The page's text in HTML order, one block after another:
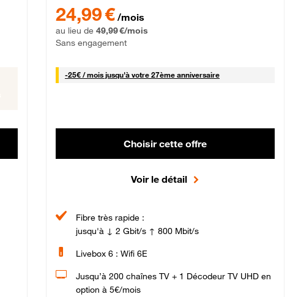
24,99 € /mois
au lieu de 49,99 €/mois
Sans engagement
-25€ / mois25 € par mois
jusqu'à votre 27ème anniversaire
Choisir cette offre
Voir le détail
Fibre très rapide :
jusqu'à ↓ 2 Gbit/s ↑ 800 Mbit/s
Livebox 6 : Wifi 6E
Jusqu’à 200 chaînes TV + 1 Décodeur TV UHD en
option à 5€/mois